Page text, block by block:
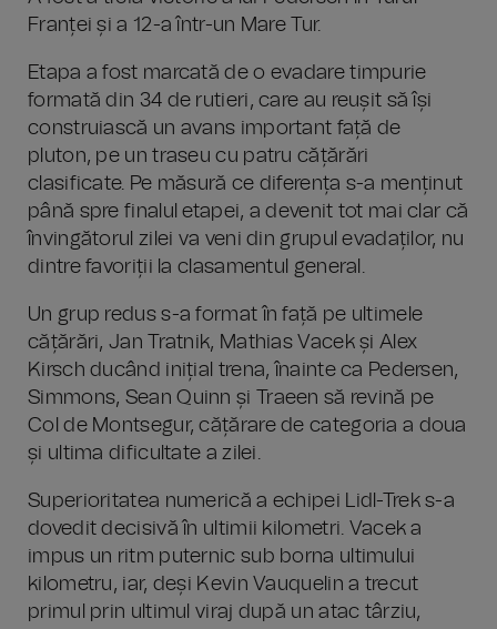
Franței și a 12-a într-un Mare Tur.
Etapa a fost marcată de o evadare timpurie
formată din 34 de rutieri, care au reușit să își
construiască un avans important față de
pluton, pe un traseu cu patru cățărări
clasificate. Pe măsură ce diferența s-a menținut
până spre finalul etapei, a devenit tot mai clar că
învingătorul zilei va veni din grupul evadaților, nu
dintre favoriții la clasamentul general.
Un grup redus s-a format în față pe ultimele
cățărări, Jan Tratnik, Mathias Vacek și Alex
Kirsch ducând inițial trena, înainte ca Pedersen,
Simmons, Sean Quinn și Traeen să revină pe
Col de Montsegur, cățărare de categoria a doua
și ultima dificultate a zilei.
Superioritatea numerică a echipei Lidl-Trek s-a
dovedit decisivă în ultimii kilometri. Vacek a
impus un ritm puternic sub borna ultimului
kilometru, iar, deși Kevin Vauquelin a trecut
primul prin ultimul viraj după un atac târziu,